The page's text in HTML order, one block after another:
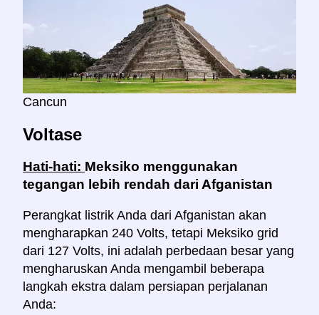
Cancun
Voltase
Hati-hati: Meksiko menggunakan
tegangan lebih rendah dari Afganistan
Perangkat listrik Anda dari Afganistan akan
mengharapkan 240 Volts, tetapi Meksiko grid
dari 127 Volts, ini adalah perbedaan besar yang
mengharuskan Anda mengambil beberapa
langkah ekstra dalam persiapan perjalanan
Anda: